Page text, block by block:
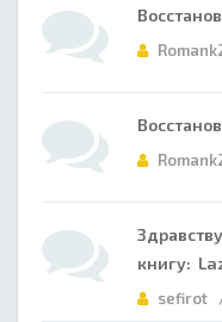
книгу:
sefirot